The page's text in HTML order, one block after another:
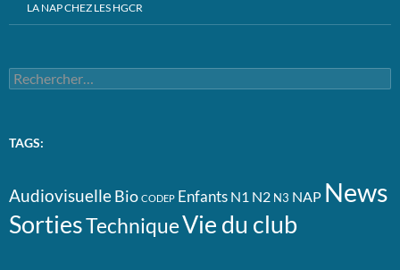
LA NAP CHEZ LES HGCR
Rechercher :
TAGS:
AudiovisuelleBio CODEP Enfants N1 N2 N3 NAP News
SortiesTechniqueVie du club